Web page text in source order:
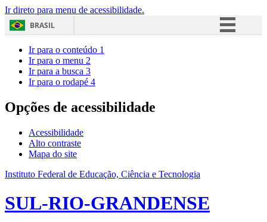
Ir direto para menu de acessibilidade.
BRASIL
Acesso à informação
Ir para o conteúdo 1
Ir para o menu 2
Ir para a busca 3
Ir para o rodapé 4
Opções de acessibilidade
Acessibilidade
Alto contraste
Mapa do site
Instituto Federal de Educação, Ciência e Tecnologia
SUL-RIO-GRANDENSE